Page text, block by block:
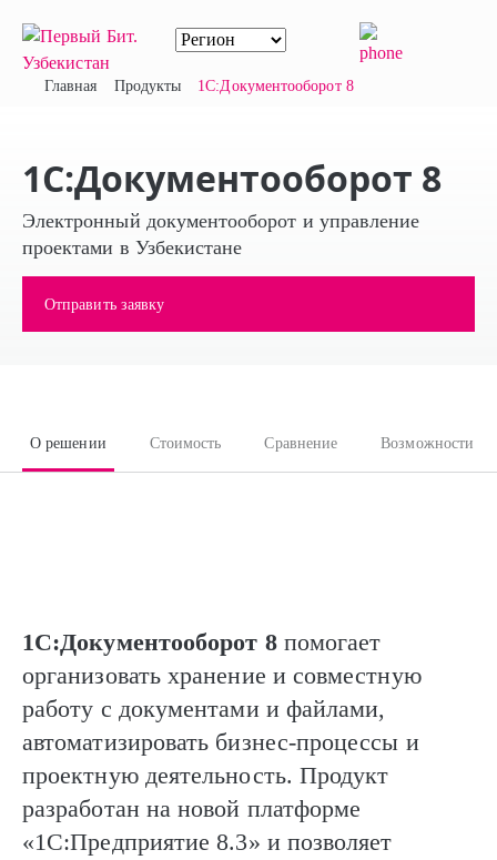
Главная Продукты 1С:Документооборот 8
1С:Документооборот 8
Электронный документооборот и управление
проектами в Узбекистане
Отправить заявку
О решении Стоимость Сравнение Возможности
1С:Документооборот 8помогает
организовать хранение и совместную
работу с документами и файлами,
автоматизировать бизнес-процессы и
проектную деятельность. Продукт
разработан на новой платформе
«1С:Предприятие 8.3» и позволяет